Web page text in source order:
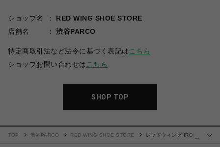
ショップ名
RED WING SHOE STORE
店舗名
渋谷PARCO
特定商取引法など法令に基づく表記は こちら
ショップお問い合わせは こちら
SHOP TOP
TOP 渋谷PARCO RED WING SHOE STORE
レッドウィング IRON